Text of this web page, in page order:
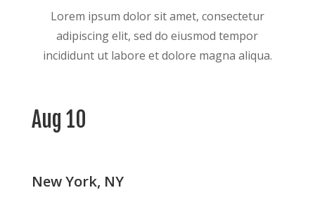
Lorem ipsum dolor sit amet, consectetur
adipiscing elit, sed do eiusmod tempor
incididunt ut labore et dolore magna aliqua.
Aug 10
New York, NY